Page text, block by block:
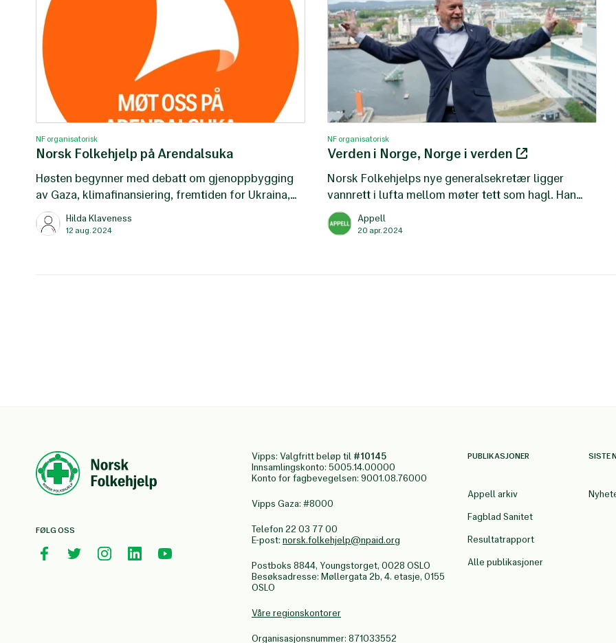
NF organisatorisk
Norsk Folkehjelp på Arendalsuka
Høsten begynner med debatt om gjenoppbygging
av Gaza, klimafinansiering, fremtiden for Ukraina,
frivillighetens rolle i beredskapen, enslige yngre
asylsøkere, mangfold i norsk organisasjonsliv og
Hilda Klaveness
12 aug. 2024
NF organisatorisk
Verden i Norge, Norge i verden
Norsk Folkehjelps nye generalsekretær ligger
vannrett i lufta mellom møter tett som hagl. Han
beskriver seg selv som «en utholdende jævel».
Appell
20 apr. 2024
FØLG OSS
Vipps: Valgfritt beløp til #10145
Innsamlingskonto: 5005.14.00000
Konto for fagbevegelsen: 9001.08.76000
Vipps Gaza: #8000
Telefon 22 03 77 00
E-post: norsk.folkehjelp@npaid.org
Postboks 8844, Youngstorget, 0028 OSLO
Besøksadresse: Møllergata 2b, 4. etasje, 0155
OSLO
Våre regionskontorer
Organisasjonsnummer: 871033552
PUBLIKASJONER
Appell arkiv
Fagblad Sanitet
Resultatrapport
Alle publikasjoner
SISTE